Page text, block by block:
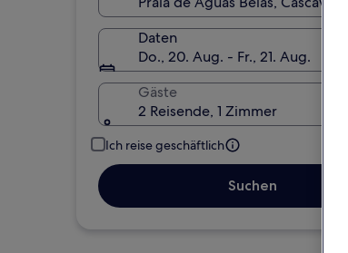
Daten
Do., 20. Aug. - Fr., 21. Aug.
Gäste
2 Reisende, 1 Zimmer
Ich reise geschäftlich
Suchen